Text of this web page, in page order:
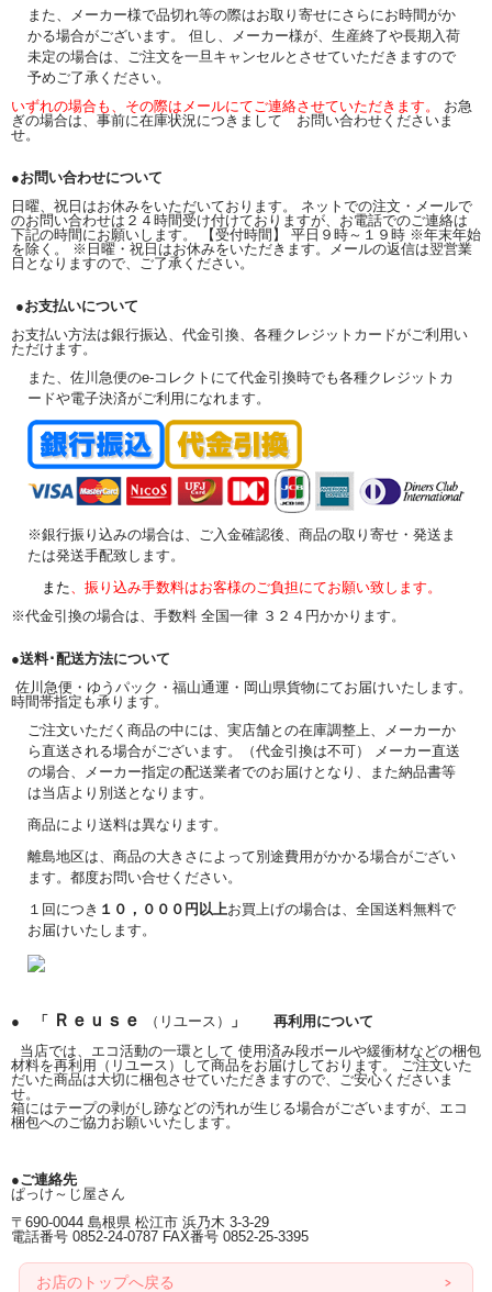
また、メーカー様で品切れ等の際はお取り寄せにさらにお時間がか
かる場合がございます。 但し、メーカー様が、生産終了や長期入荷
未定の場合は、ご注文を一旦キャンセルとさせていただきますので
予めご了承ください。
いずれの場合も、その際はメールにてご連絡させていただきます。 お急
ぎの場合は、事前に在庫状況につきまして お問い合わせくださいま
せ。
●お問い合わせについて
日曜、祝日はお休みをいただいております。 ネットでの注文・メールで
のお問い合わせは２４時間受け付けておりますが、お電話でのご連絡は
下記の時間にお願いします。 【受付時間】 平日９時～１９時 ※年末年始
を除く。 ※日曜・祝日はお休みをいただきます。メールの返信は翌営業
日となりますので、ご了承ください。
●お支払いについて
お支払い方法は銀行振込、代金引換、各種クレジットカードがご利用い
ただけます。
また、佐川急便のe-コレクトにて代金引換時でも各種クレジットカ
ードや電子決済がご利用になれます。
※銀行振り込みの場合は、ご入金確認後、商品の取り寄せ・発送ま
たは発送手配致します。
また、振り込み手数料はお客様のご負担にてお願い致します。
※代金引換の場合は、手数料 全国一律 ３２４円かかります。
●送料･配送方法について
佐川急便・ゆうパック・福山通運・岡山県貨物にてお届けいたします。
時間帯指定も承ります。
ご注文いただく商品の中には、実店舗との在庫調整上、メーカーか
ら直送される場合がございます。（代金引換は不可） メーカー直送
の場合、メーカー指定の配送業者でのお届けとなり、また納品書等
は当店より別送となります。
商品により送料は異なります。
離島地区は、商品の大きさによって別途費用がかかる場合がござい
ます。都度お問い合せください。
１回につき １０，０００円以上お買上げの場合は、全国送料無料で
お届けいたします。
● 「 Ｒｅｕｓｅ （リユース）
」 再利用について
当店では、エコ活動の一環として 使用済み段ボールや緩衝材などの梱包
材料を再利用（リユース）して商品をお届けしております。 ご注文いた
だいた商品は大切に梱包させていただきますので、ご安心くださいま
せ。
箱にはテープの剥がし跡などの汚れが生じる場合がございますが、エコ
梱包へのご協力お願いいたします。
●ご連絡先
ぱっけ～じ屋さん
〒690-0044 島根県 松江市 浜乃木 3-3-29
電話番号 0852-24-0787 FAX番号 0852-25-3395
お店のトップへ戻る